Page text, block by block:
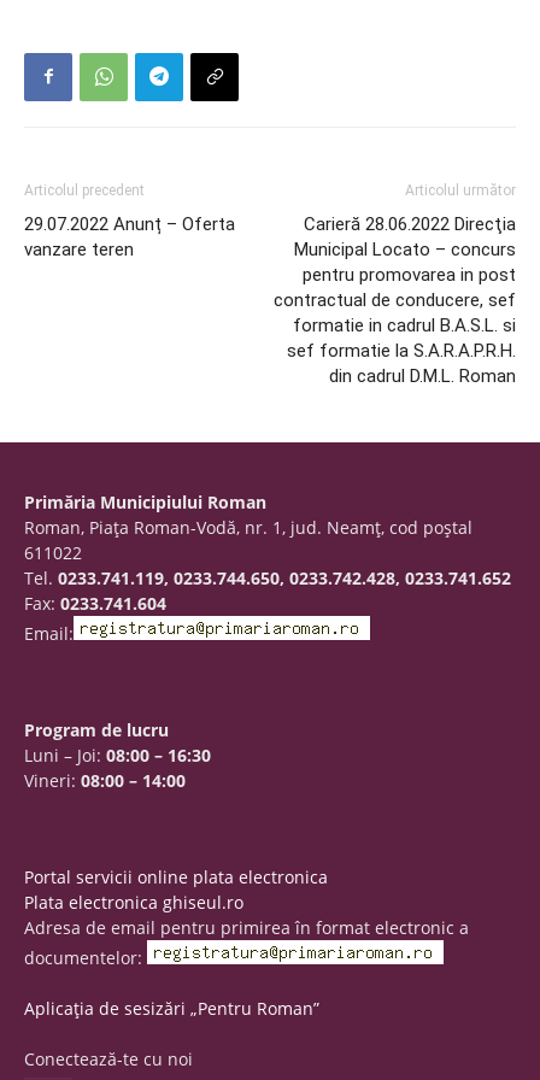
Articolul precedent
29.07.2022 Anunț – Oferta
vanzare teren
Articolul următor
Carieră 28.06.2022 Direcţia
Municipal Locato – concurs
pentru promovarea in post
contractual de conducere, sef
formatie in cadrul B.A.S.L. si
sef formatie la S.A.R.A.P.R.H.
din cadrul D.M.L. Roman
Primăria Municipiului Roman
Roman, Piaţa Roman-Vodă, nr. 1, jud. Neamţ, cod poştal
611022
Tel. 0233.741.119, 0233.744.650, 0233.742.428, 0233.741.652
Fax: 0233.741.604
Email:
Program de lucru
Luni – Joi: 08:00 – 16:30
Vineri: 08:00 – 14:00
Portal servicii online plata electronica
Plata electronica ghiseul.ro
Adresa de email pentru primirea în format electronic a
documentelor:
Aplicația de sesizări „Pentru Roman”
Conectează-te cu noi